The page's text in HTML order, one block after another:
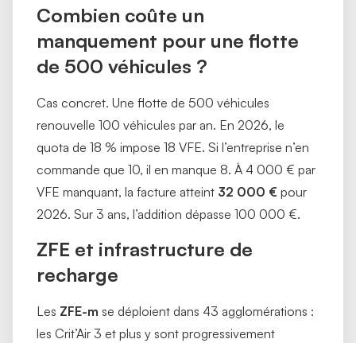
Combien coûte un
manquement pour une flotte
de 500 véhicules ?
Cas concret. Une flotte de 500 véhicules
renouvelle 100 véhicules par an. En 2026, le
quota de 18 % impose 18 VFE. Si l’entreprise n’en
commande que 10, il en manque 8. À 4 000 € par
VFE manquant, la facture atteint 32 000 € pour
2026. Sur 3 ans, l’addition dépasse 100 000 €.
ZFE et infrastructure de
recharge
Les ZFE-m se déploient dans 43 agglomérations :
les Crit’Air 3 et plus y sont progressivement